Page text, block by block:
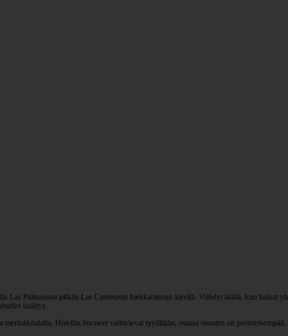
Las Palmasissa pitkän Las Canterasin hiekkarannan äärellä. Viihdyt täällä, kun haluat
sisältyy.
Hotellin huoneet vaihtelevat tyyliltään, osassa sisustus on perinteisempää,